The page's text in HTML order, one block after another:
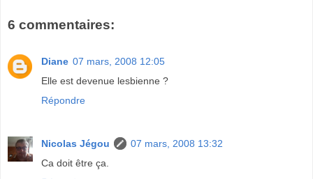
6 commentaires:
Diane 07 mars, 2008 12:05
Elle est devenue lesbienne ?
Répondre
Nicolas Jégou
07 mars, 2008 13:32
Ca doit être ça.